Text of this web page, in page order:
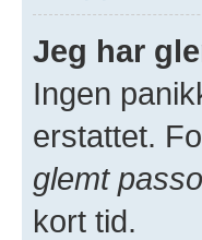
Jeg har
Ingen
erstattet.
glemt
kort tid.